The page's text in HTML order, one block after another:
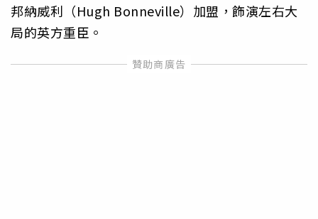
邦納威利（Hugh Bonneville）加盟，飾演左右大
局的英方重臣。